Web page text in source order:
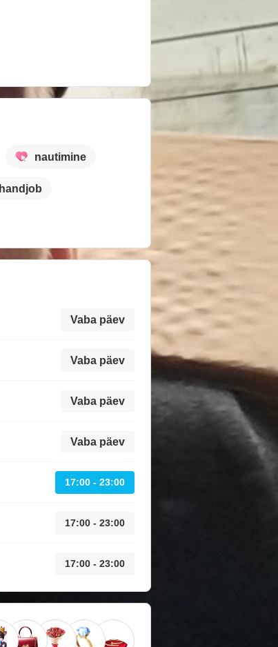
nautimine
handjob
Vaba päev
Vaba päev
Vaba päev
Vaba päev
17:00 - 23:00
17:00 - 23:00
17:00 - 23:00